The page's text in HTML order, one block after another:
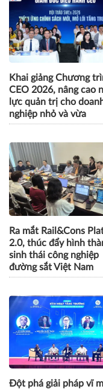
Khai giảng Chương
CEO 2026, nâng cao
lực quản trị cho
nghiệp nhỏ và vừa
Ra mắt Rail&Cons
2.0, thúc đẩy hình
sinh thái công nghiệp
đường sắt Việt Nam
Đột phá giải pháp vĩ